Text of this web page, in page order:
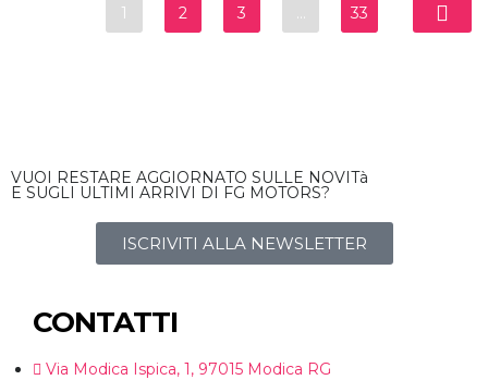
1 2 3 … 33
VUOI RESTARE AGGIORNATO SULLE NOVITà
E SUGLI ULTIMI ARRIVI DI FG MOTORS?
ISCRIVITI ALLA NEWSLETTER
CONTATTI
Via Modica Ispica, 1, 97015 Modica RG